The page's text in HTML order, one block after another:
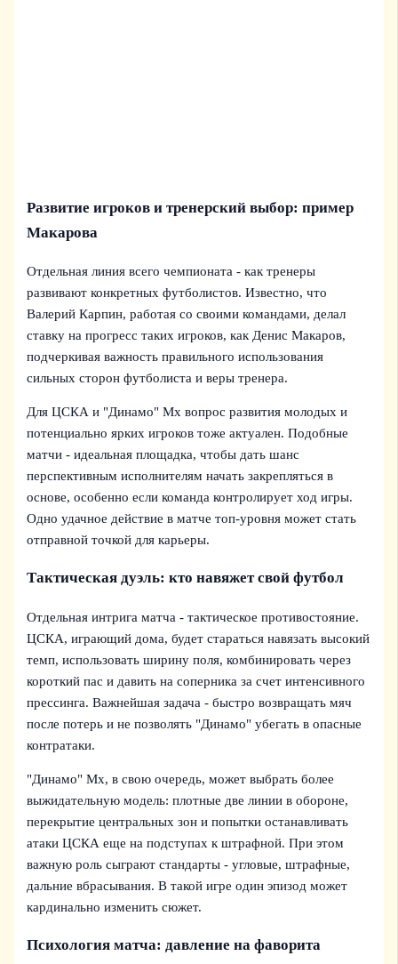
Развитие игроков и тренерский выбор: пример
Макарова
Отдельная линия всего чемпионата - как тренеры
развивают конкретных футболистов. Известно, что
Валерий Карпин, работая со своими командами, делал
ставку на прогресс таких игроков, как Денис Макаров,
подчеркивая важность правильного использования
сильных сторон футболиста и веры тренера.
Для ЦСКА и "Динамо" Мх вопрос развития молодых и
потенциально ярких игроков тоже актуален. Подобные
матчи - идеальная площадка, чтобы дать шанс
перспективным исполнителям начать закрепляться в
основе, особенно если команда контролирует ход игры.
Одно удачное действие в матче топ-уровня может стать
отправной точкой для карьеры.
Тактическая дуэль: кто навяжет свой футбол
Отдельная интрига матча - тактическое противостояние.
ЦСКА, играющий дома, будет стараться навязать высокий
темп, использовать ширину поля, комбинировать через
короткий пас и давить на соперника за счет интенсивного
прессинга. Важнейшая задача - быстро возвращать мяч
после потерь и не позволять "Динамо" убегать в опасные
контратаки.
"Динамо" Мх, в свою очередь, может выбрать более
выжидательную модель: плотные две линии в обороне,
перекрытие центральных зон и попытки останавливать
атаки ЦСКА еще на подступах к штрафной. При этом
важную роль сыграют стандарты - угловые, штрафные,
дальние вбрасывания. В такой игре один эпизод может
кардинально изменить сюжет.
Психология матча: давление на фаворита